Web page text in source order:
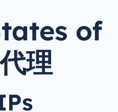
of
理